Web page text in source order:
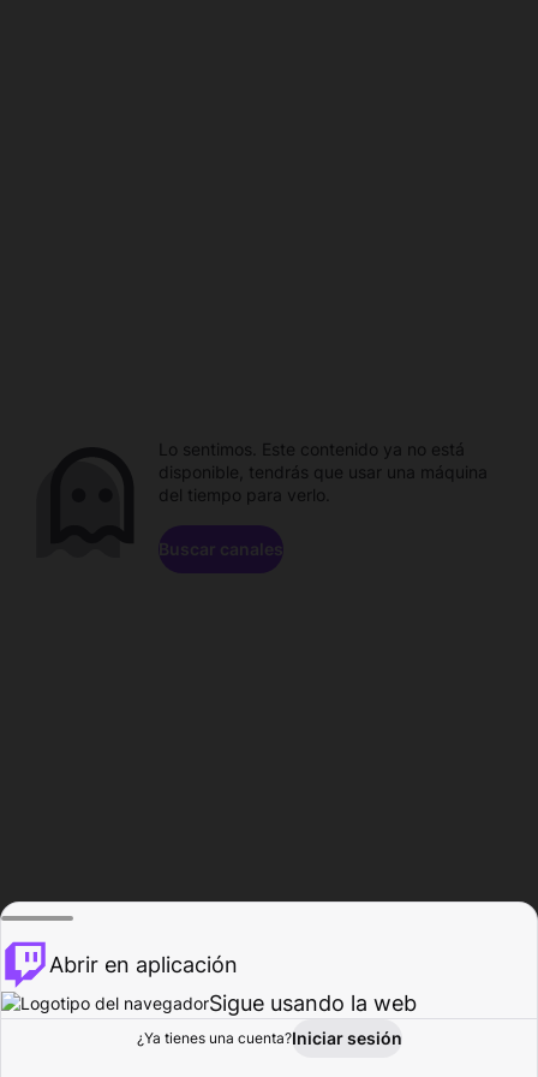
Explorar Actividad
Lo sentimos. Este contenido ya no está
disponible, tendrás que usar una máquina
del tiempo para verlo.
Buscar canales
Abrir en aplicación
Sigue usando la web
¿Ya tienes una cuenta?Iniciar sesión